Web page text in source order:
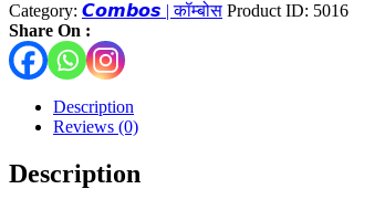
Category: 𝘾𝙤𝙢𝙗𝙤𝙨 | कॉम्बोस Product ID: 5016
Share On :
Description
Reviews (0)
Description